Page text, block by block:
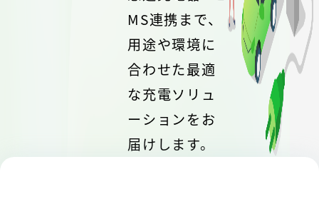
MS連携まで、
用途や環境に
合わせた最適
な充電ソリュ
ーションをお
届けします。